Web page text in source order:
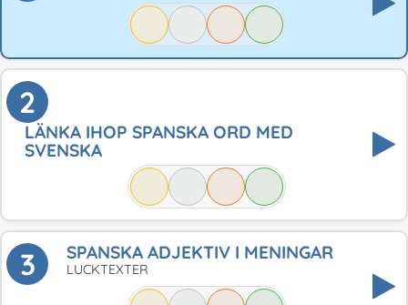
2
LÄNKA IHOP SPANSKA ORD MED
SVENSKA
3 SPANSKA ADJEKTIV I MENINGAR
LUCKTEXTER